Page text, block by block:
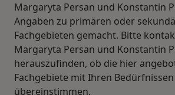
Margaryta Persan und Konstantin
Angaben zu primären oder
Fachgebieten gemacht. Bitte
Margaryta Persan und Konstantin
herauszufinden, ob die hier
Fachgebiete mit Ihren Bedürfnissen
übereinstimmen.